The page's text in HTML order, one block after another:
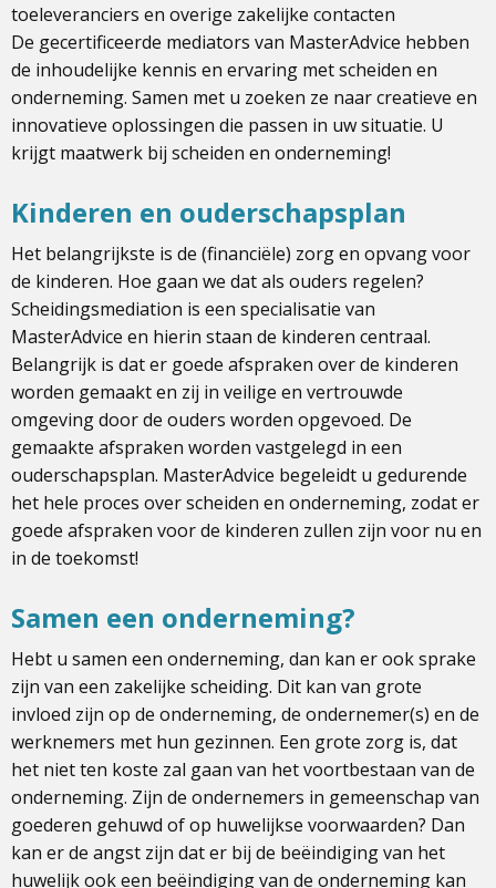
toeleveranciers en overige zakelijke contacten
De gecertificeerde mediators van MasterAdvice hebben
de inhoudelijke kennis en ervaring met scheiden en
onderneming. Samen met u zoeken ze naar creatieve en
innovatieve oplossingen die passen in uw situatie. U
krijgt maatwerk bij scheiden en onderneming!
Kinderen en ouderschapsplan
Het belangrijkste is de (financiële) zorg en opvang voor
de kinderen. Hoe gaan we dat als ouders regelen?
Scheidingsmediation is een specialisatie van
MasterAdvice en hierin staan de kinderen centraal.
Belangrijk is dat er goede afspraken over de kinderen
worden gemaakt en zij in veilige en vertrouwde
omgeving door de ouders worden opgevoed. De
gemaakte afspraken worden vastgelegd in een
ouderschapsplan. MasterAdvice begeleidt u gedurende
het hele proces over scheiden en onderneming, zodat er
goede afspraken voor de kinderen zullen zijn voor nu en
in de toekomst!
Samen een onderneming?
Hebt u samen een onderneming, dan kan er ook sprake
zijn van een zakelijke scheiding. Dit kan van grote
invloed zijn op de onderneming, de ondernemer(s) en de
werknemers met hun gezinnen. Een grote zorg is, dat
het niet ten koste zal gaan van het voortbestaan van de
onderneming. Zijn de ondernemers in gemeenschap van
goederen gehuwd of op huwelijkse voorwaarden? Dan
kan er de angst zijn dat er bij de beëindiging van het
huwelijk ook een beëindiging van de onderneming kan